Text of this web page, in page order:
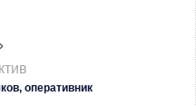
оперативник